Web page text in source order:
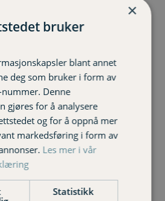
×
bruker
blant annet
deg som bruker i form av
Denne
gjøres for å analysere
og for å oppnå mer
markedsføring i form av
Les mer i vår
Statistikk